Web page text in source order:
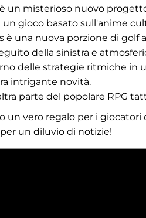
un misterioso nuovo
gioco basato sull'anime
è una nuova porzione di golf
della sinistra e
delle strategie ritmiche in
intrigante novità.
parte del popolare RPG
un vero regalo per i
un diluvio di notizie!